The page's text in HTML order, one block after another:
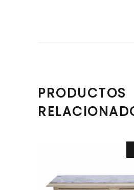
PRODUCTOS